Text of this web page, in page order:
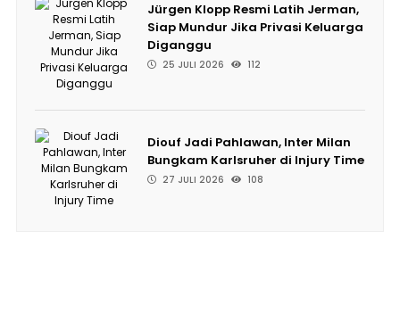
Jürgen Klopp Resmi Latih Jerman,
Siap Mundur Jika Privasi Keluarga
Diganggu
25 JULI 2026 112
Diouf Jadi Pahlawan, Inter Milan
Bungkam Karlsruher di Injury Time
27 JULI 2026 108